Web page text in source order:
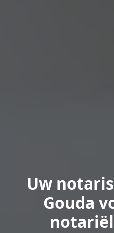
Uw
Gouda